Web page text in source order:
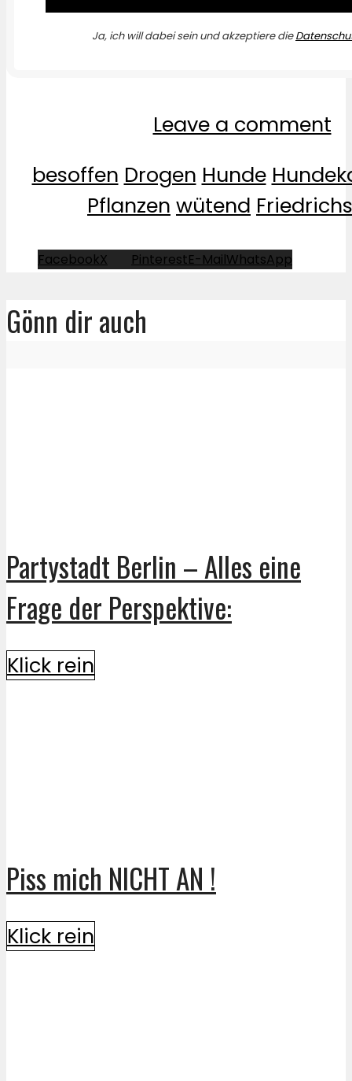
Ja, ich will dabei sein und akzeptiere die
Leave a comment
besoffen Drogen Hunde
Pflanzen wütend
FacebookX PinterestE-MailWhatsApp
Gönn dir auch
Partystadt Berlin – Alles eine
Frage der Perspektive:
Klick rein
Piss mich NICHT AN !
Klick rein